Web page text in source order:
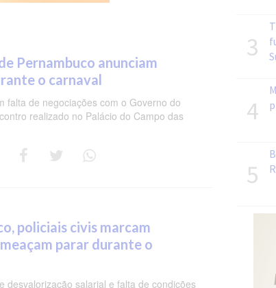
Pernambuco anunciam
o carnaval
falta de negociações com o Governo do
realizado no Palácio do Campo das
policiais civis marcam
parar durante o
desvalorização salarial e falta de condições
3
4
5